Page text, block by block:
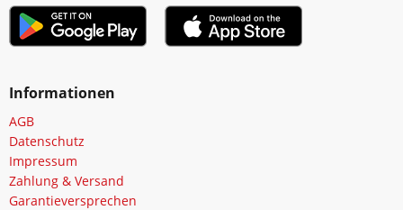
Informationen
AGB
Datenschutz
Impressum
Zahlung & Versand
Garantieversprechen